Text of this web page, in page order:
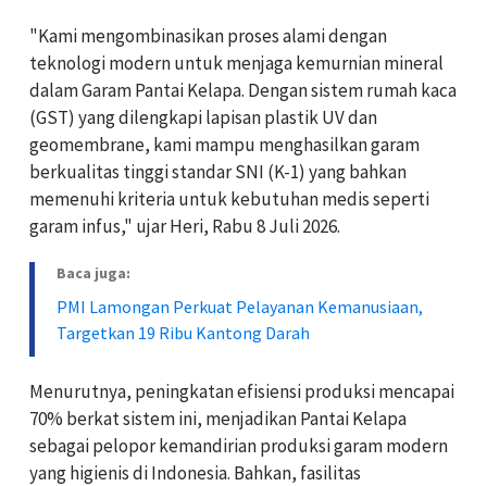
‎‎"Kami mengombinasikan proses alami dengan
teknologi modern untuk menjaga kemurnian mineral
dalam Garam Pantai Kelapa. Dengan sistem rumah kaca
(GST) yang dilengkapi lapisan plastik UV dan
geomembrane, kami mampu menghasilkan garam
berkualitas tinggi standar SNI (K-1) yang bahkan
memenuhi kriteria untuk kebutuhan medis seperti
garam infus," ujar Heri, Rabu 8 Juli 2026.
Baca juga:
PMI Lamongan Perkuat Pelayanan Kemanusiaan,
Targetkan 19 Ribu Kantong Darah
‎‎Menurutnya, peningkatan efisiensi produksi mencapai
70% berkat sistem ini, menjadikan Pantai Kelapa
sebagai pelopor kemandirian produksi garam modern
yang higienis di Indonesia. Bahkan, fasilitas